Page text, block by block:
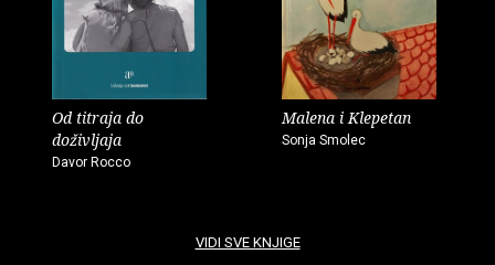
Od titraja do
doživljaja
Davor Rocco
Malena i Klepetan
Sonja Smolec
VIDI SVE KNJIGE